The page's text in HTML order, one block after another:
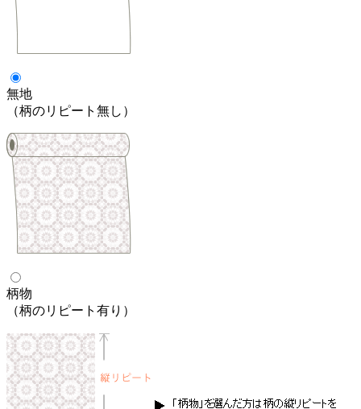
無地
（柄のリピート無し）
柄物
（柄のリピート有り）